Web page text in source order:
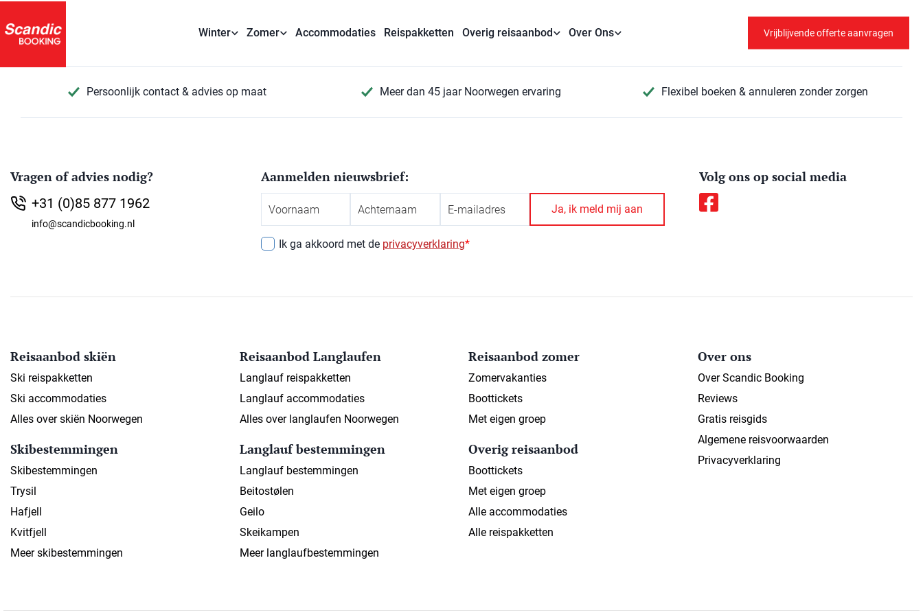
Winter Zomer Accommodaties Reispakketten Overig reisaanbod Over Ons Vrijblijvende offerte aanvragen
Persoonlijk contact & advies op maat Meer dan 45 jaar Noorwegen ervaring Flexibel boeken & annuleren zonder zorgen
Vragen of advies nodig?
+31 (0)85 877 1962
info@scandicbooking.nl
Aanmelden nieuwsbrief:
Ik ga akkoord met de privacyverklaring*
Volg ons op social media
Reisaanbod skiën
Ski reispakketten
Ski accommodaties
Alles over skiën Noorwegen
Skibestemmingen
Skibestemmingen
Trysil
Hafjell
Kvitfjell
Meer skibestemmingen
Reisaanbod Langlaufen
Langlauf reispakketten
Langlauf accommodaties
Alles over langlaufen Noorwegen
Langlauf bestemmingen
Langlauf bestemmingen
Beitostølen
Geilo
Skeikampen
Meer langlaufbestemmingen
Reisaanbod zomer
Zomervakanties
Boottickets
Met eigen groep
Overig reisaanbod
Boottickets
Met eigen groep
Alle accommodaties
Alle reispakketten
Over ons
Over Scandic Booking
Reviews
Gratis reisgids
Algemene reisvoorwaarden
Privacyverklaring